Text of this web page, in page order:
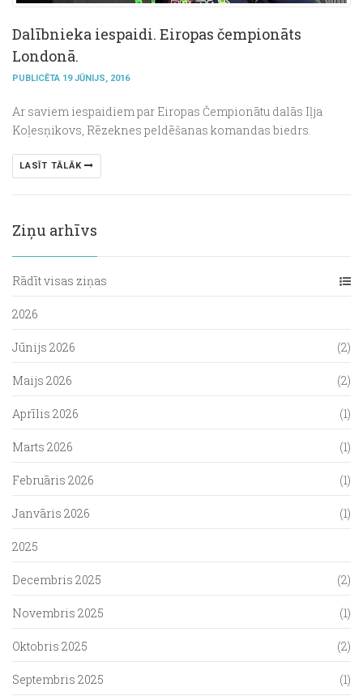
Dalībnieka iespaidi. Eiropas čempionāts
Londonā.
PUBLICĒTA 19 JŪNIJS, 2016
Ar saviem iespaidiem par Eiropas Čempionātu dalās Iļja
Koļesņikovs, Rēzeknes peldēšanas komandas biedrs.
LASĪT TĀLĀK
Ziņu arhīvs
Rādīt visas ziņas
2026
Jūnijs 2026 (2)
Maijs 2026 (2)
Aprīlis 2026 (1)
Marts 2026 (1)
Februāris 2026 (1)
Janvāris 2026 (1)
2025
Decembris 2025 (2)
Novembris 2025 (1)
Oktobris 2025 (2)
Septembris 2025 (1)